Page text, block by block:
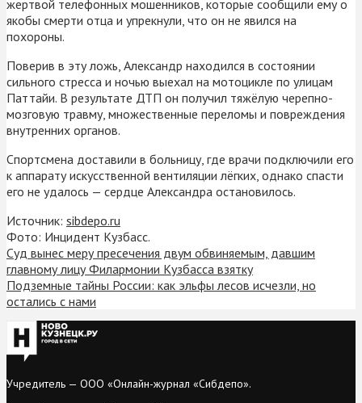
жертвой телефонных мошенников, которые сообщили ему о
якобы смерти отца и упрекнули, что он не явился на
похороны.
Поверив в эту ложь, Александр находился в состоянии
сильного стресса и ночью выехал на мотоцикле по улицам
Паттайи. В результате ДТП он получил тяжёлую черепно-
мозговую травму, множественные переломы и повреждения
внутренних органов.
Спортсмена доставили в больницу, где врачи подключили его
к аппарату искусственной вентиляции лёгких, однако спасти
его не удалось — сердце Александра остановилось.
Источник: sibdepo.ru
Фото: Инцидент Кузбасс.
Суд вынес меру пресечения двум обвиняемым, давшим
главному лицу Филармонии Кузбасса взятку
Подземные тайны России: как эльфы лесов исчезли, но
остались с нами
Учредитель — ООО «Онлайн-журнал «Сибдепо».